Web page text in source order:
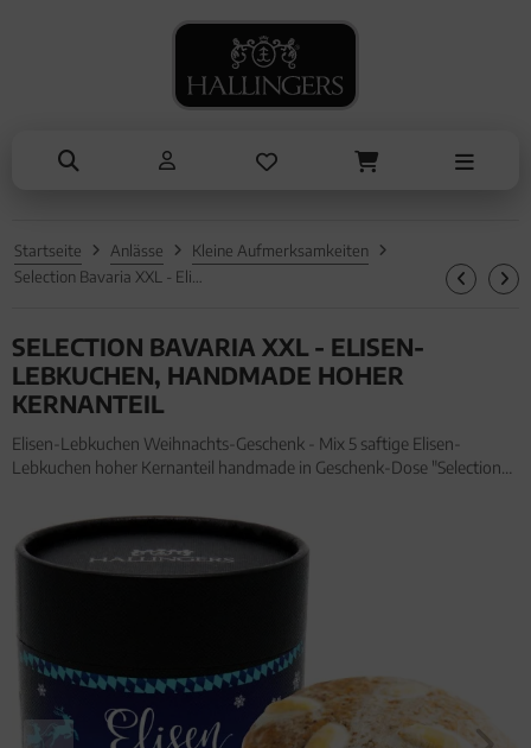
Startseite Anlässe
Kleine Aufmerksamkeiten
SELECTION BAVARIA XXL - ELISEN-
LEBKUCHEN, HANDMADE HOHER
KERNANTEIL
Elisen-Lebkuchen Weihnachts-Geschenk - Mix 5 saftige Elisen-
Lebkuchen hoher Kernanteil handmade in Geschenk-Dose "Selection
Weihnachts-Geschenk - Mix 5 saftige Elisen-Lebkuchen hoher
Kernantei
SOMMER
ALLES ANZEIGEN AUS SOMMER
Genüsse
Liköre
TRINKEN
ALLES ANZEIGEN AUS TRINKEN
Kaffee
NASCHEN
ALLES ANZEIGEN AUS NASCHEN
Pralinen
Müsli
KOCHEN
Essig & Öl
Brot & Pasta